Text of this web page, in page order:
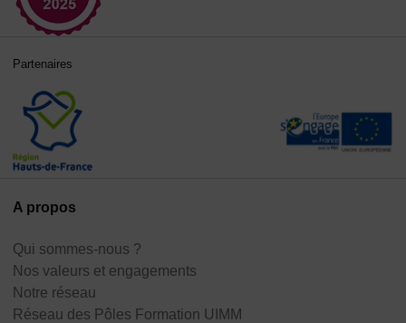
A propos
Qui sommes-nous ?
Nos valeurs et engagements
Notre réseau
Réseau des Pôles Formation UIMM
Partenaires